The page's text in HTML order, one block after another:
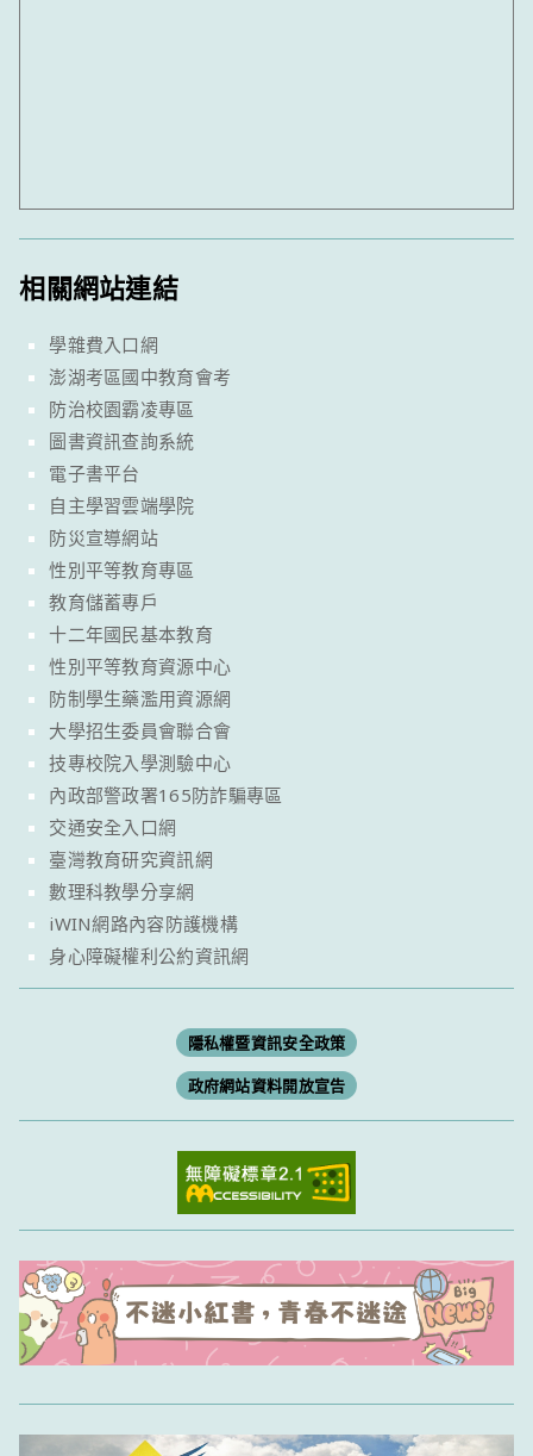
相關網站連結
學雜費入口網
澎湖考區國中教育會考
防治校園霸凌專區
圖書資訊查詢系統
電子書平台
自主學習雲端學院
防災宣導網站
性別平等教育專區
教育儲蓄專戶
十二年國民基本教育
性別平等教育資源中心
防制學生藥濫用資源網
大學招生委員會聯合會
技專校院入學測驗中心
內政部警政署165防詐騙專區
交通安全入口網
臺灣教育研究資訊網
數理科教學分享網
iWIN網路內容防護機構
身心障礙權利公約資訊網
隱私權暨資訊安全政策
政府網站資料開放宣告